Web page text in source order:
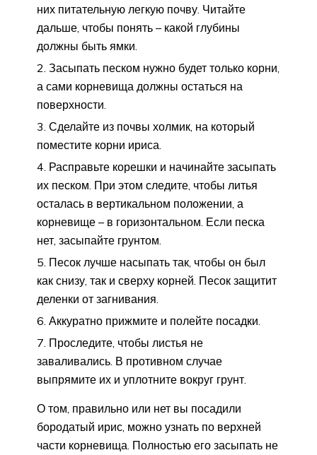
них питательную легкую почву. Читайте
дальше, чтобы понять – какой глубины
должны быть ямки.
Засыпать песком нужно будет только корни,
а сами корневища должны остаться на
поверхности.
Сделайте из почвы холмик, на который
поместите корни ириса.
Расправьте корешки и начинайте засыпать
их песком. При этом следите, чтобы литья
осталась в вертикальном положении, а
корневище – в горизонтальном. Если песка
нет, засыпайте грунтом.
Песок лучше насыпать так, чтобы он был
как снизу, так и сверху корней. Песок защитит
деленки от загнивания.
Аккуратно прижмите и полейте посадки.
Проследите, чтобы листья не
заваливались. В противном случае
выпрямите их и уплотните вокруг грунт.
О том, правильно или нет вы посадили
бородатый ирис, можно узнать по верхней
части корневища. Полностью его засыпать не